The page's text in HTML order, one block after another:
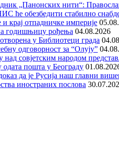
„Панонских нити“:
ће обезбедити стабилно
крај отпадничке империје
годишњицу рођења 04.08.2026
у Библиотеци града
одговорност за “Олују”
совјетским народом
пошта у Београду
да је Русија наш главни
иностраних послова